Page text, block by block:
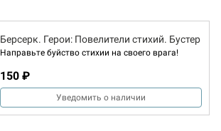
Берсерк. Герои: Повелители стихий. Бустер
Направьте буйство стихии на своего врага!
150 ₽
Уведомить о наличии